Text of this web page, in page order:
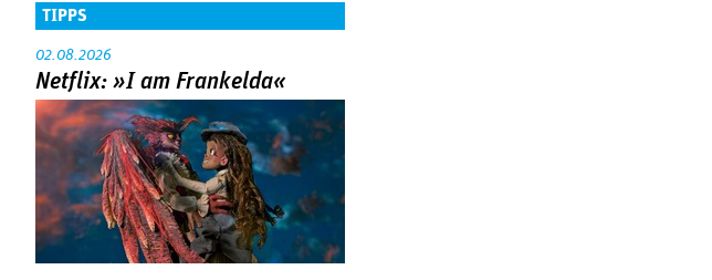
TIPPS
02.08.2026
Netflix: »I am Frankelda«